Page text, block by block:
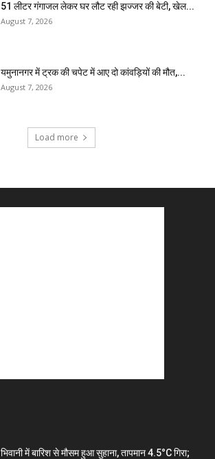
51 लीटर गंगाजल लेकर घर लौट रही झज्जर की बेटी, खेल...
August 7, 2026
यमुनानगर में ट्रक की चपेट में आए दो कांवड़ियों की मौत,...
August 7, 2026
Load more
भिवानी में बारिश से मौसम हुआ सुहाना, तापमान 4.5°C गिरा;